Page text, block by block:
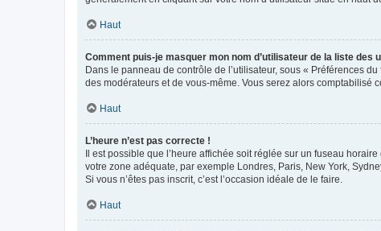
Haut
Comment puis-je masquer mon nom d’utilisateur de la liste des
Dans le panneau de contrôle de l’utilisateur, sous « Préférences
des modérateurs et de vous-même. Vous serez alors comptabilisé
Haut
L’heure n’est pas correcte !
Il est possible que l’heure affichée soit réglée sur un fuseau
votre zone adéquate, par exemple Londres, Paris, New York,
Si vous n’êtes pas inscrit, c’est l’occasion idéale de le faire.
Haut